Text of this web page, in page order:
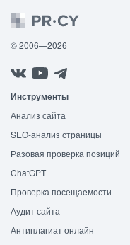
© 2006—2026
Инструменты
Анализ сайта
SEO-анализ страницы
Разовая проверка позиций
ChatGPT
Проверка посещаемости
Аудит сайта
Антиплагиат онлайн